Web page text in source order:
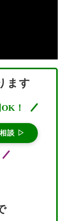
ます
！
談 ▷